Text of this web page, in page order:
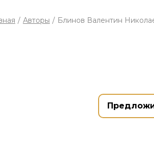
/ Авторы / Блинов Валентин